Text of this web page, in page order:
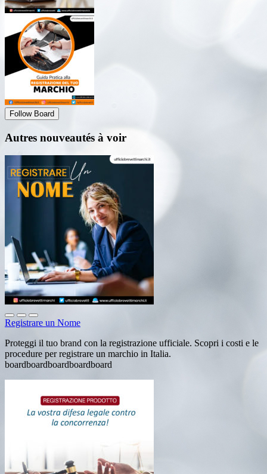
Follow Board
Autres nouveautés à voir
Registrare un Nome
Proteggi il tuo brand con la registrazione ufficiale. Scopri i costi e le
procedure per registrare un marchio in Italia.
boardboardboardboardboard